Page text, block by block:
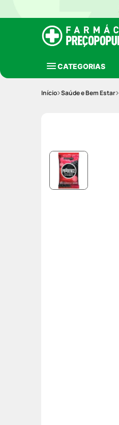
CATEGORIAS
Saúde e Bem Estar